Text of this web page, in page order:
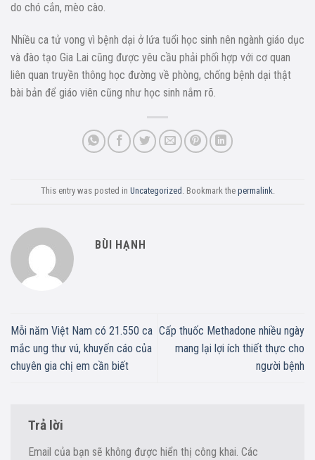
do chó cắn, mèo cào.
Nhiều ca tử vong vì bệnh dại ở lứa tuổi học sinh nên ngành giáo dục
và đào tạo Gia Lai cũng được yêu cầu phải phối hợp với cơ quan
liên quan truyền thông học đường về phòng, chống bệnh dại thật
bài bản để giáo viên cũng như học sinh nắm rõ.
This entry was posted in Uncategorized . Bookmark the permalink.
BÙI HẠNH
Mỗi năm Việt Nam có 21.550 ca
mắc ung thư vú, khuyến cáo của
chuyên gia chị em cần biết
Cấp thuốc Methadone nhiều ngày
mang lại lợi ích thiết thực cho
người bệnh
Trả lời
Email của bạn sẽ không được hiển thị công khai. Các